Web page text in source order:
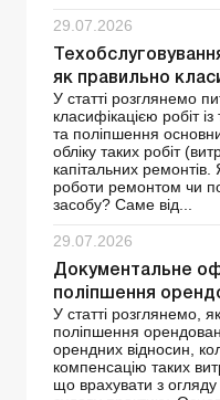
29.07.2026
як правильно
У статті розглянемо
класифікацією робіт
та поліпшення
обліку таких робіт
капітальних
роботи ремонтом чи
засобу? Саме від...
29.07.2026
Документальне
поліпшення
У статті розглянемо,
поліпшення
орендних відносин,
компенсацію таких
що врахувати з